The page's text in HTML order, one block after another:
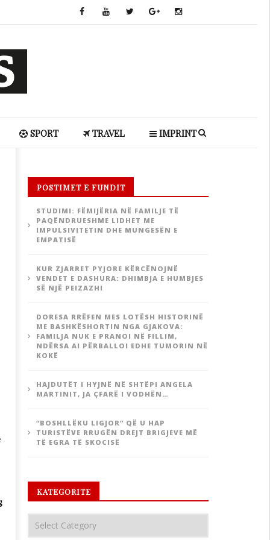
SPORT TRAVEL IMPRINT
POSTIMET E FUNDIT
STUDIMI: FËMIJËRIA NË FAMILJE TË
PAQËNDRUESHME LIDHET ME
IMPULSIVITETIN DHE MUNGESËN E
EMPATISË
KUR ZJARRET PYJORE KËRCËNOJNË
VENDET E DASHURA: DHIMBJA E HUMBJES
SË NJË PEIZAZHI
DORESA RRËFEN MES LOTËSH HISTORINË
ME BASHKËSHORTIN NGA GJAKOVA:
FAMILJA NUK E PRANOI NË FILLIM,
NDËRSA AI PËRBALLOI EDHE TUMORIN NË
KOKË
HAJDUTËT I HYJNË NË SHTËPI ANGELA
MARTINIT, JA ÇFARË I VODHËN…
“BOSHLLËKU LIGJOR” QË U HAP
TURISTËVE RRUGËN DREJT BRIGJEVE MË
TË EGRA TË SKOCISË
KATEGORITE